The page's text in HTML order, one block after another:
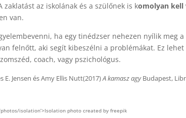
zaklatást az iskolának és a szülőnek is komolyan kell
van.
ha egy tinédzser nehezen nyílik meg
felnőtt, aki segít kibeszélni a problémákat. Ez
coach, vagy pszichológus.
E. Jensen és Amy Ellis Nutt(2017)A kamasz agyBudapest,
isolation’>Isolation photo created by freepik